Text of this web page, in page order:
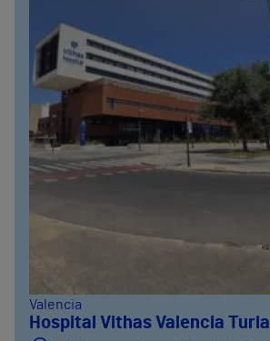
Valencia
Hospital Vithas Valencia Turia